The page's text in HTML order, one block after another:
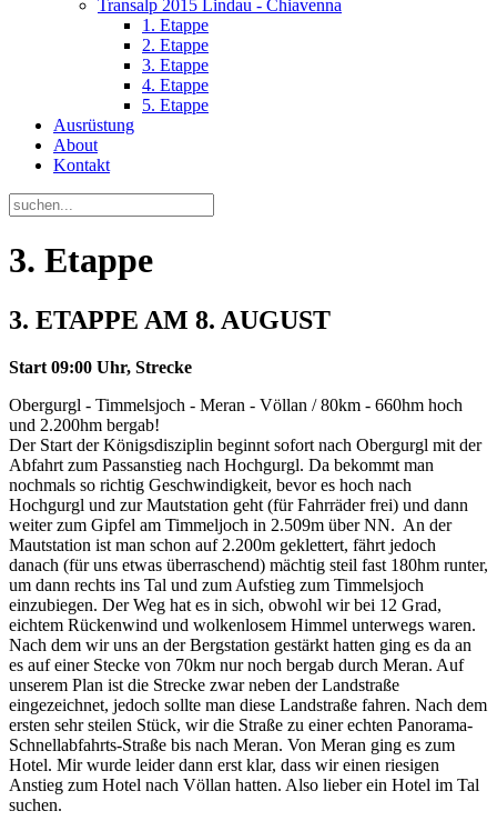
Transalp 2015 Lindau - Chiavenna
1. Etappe
2. Etappe
3. Etappe
4. Etappe
5. Etappe
Ausrüstung
About
Kontakt
3. Etappe
3. ETAPPE AM 8. AUGUST
Start 09:00 Uhr, Strecke
Obergurgl - Timmelsjoch - Meran - Völlan / 80km - 660hm hoch
und 2.200hm bergab!
Der Start der Königsdisziplin beginnt sofort nach Obergurgl mit der
Abfahrt zum Passanstieg nach Hochgurgl. Da bekommt man
nochmals so richtig Geschwindigkeit, bevor es hoch nach
Hochgurgl und zur Mautstation geht (für Fahrräder frei) und dann
weiter zum Gipfel am Timmeljoch in 2.509m über NN. An der
Mautstation ist man schon auf 2.200m geklettert, fährt jedoch
danach (für uns etwas überraschend) mächtig steil fast 180hm runter,
um dann rechts ins Tal und zum Aufstieg zum Timmelsjoch
einzubiegen. Der Weg hat es in sich, obwohl wir bei 12 Grad,
eichtem Rückenwind und wolkenlosem Himmel unterwegs waren.
Nach dem wir uns an der Bergstation gestärkt hatten ging es da an
es auf einer Stecke von 70km nur noch bergab durch Meran. Auf
unserem Plan ist die Strecke zwar neben der Landstraße
eingezeichnet, jedoch sollte man diese Landstraße fahren. Nach dem
ersten sehr steilen Stück, wir die Straße zu einer echten Panorama-
Schnellabfahrts-Straße bis nach Meran. Von Meran ging es zum
Hotel. Mir wurde leider dann erst klar, dass wir einen riesigen
Anstieg zum Hotel nach Völlan hatten. Also lieber ein Hotel im Tal
suchen.